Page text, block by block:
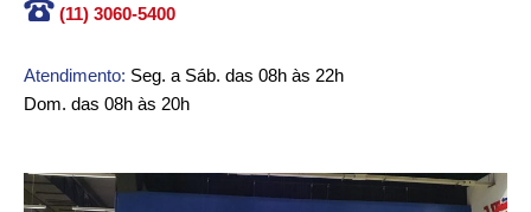
(11) 3060-5400
Atendimento: Seg. a Sáb. das 08h às 22h
Dom. das 08h às 20h